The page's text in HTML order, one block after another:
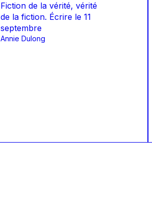
Fiction de la vérité, vérité
de la fiction. Écrire le 11
septembre
Annie Dulong